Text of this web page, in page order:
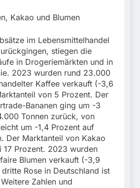
Kakao und Blumen
im Lebensmittelhandel
stiegen die
in Drogeriemärkten und in
2023 wurden rund 23.000
Kaffee verkauft (-3,6
von 5 Prozent. Der
Bananen ging um -3
Tonnen zurück, von
um -1,4 Prozent auf
Der Marktanteil von Kakao
17 Prozent. 2023 wurden
Blumen verkauft (-3,9
Rose in Deutschland ist
Zahlen und